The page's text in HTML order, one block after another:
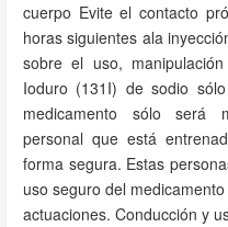
cuerpo Evite el contacto
horas siguientes ala
sobre el uso,
Ioduro (131I) de sodio
medicamento sólo será
personal que está
forma segura. Estas
uso seguro del
actuaciones. Conducción y